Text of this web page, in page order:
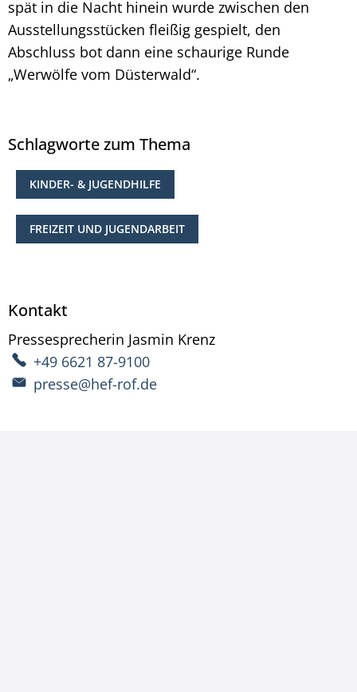
spät in die Nacht hinein wurde zwischen den
Ausstellungsstücken fleißig gespielt, den
Abschluss bot dann eine schaurige Runde
„Werwölfe vom Düsterwald“.
Schlagworte zum Thema
KINDER- & JUGENDHILFE
FREIZEIT UND JUGENDARBEIT
Kontakt
Pressesprecherin Jasmin Krenz
+49 6621 87-9100
presse@hef-rof.de